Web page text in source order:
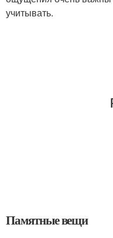
учитывать.
Памятные вещи